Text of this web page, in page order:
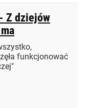
Z dziejów
funkcjonować